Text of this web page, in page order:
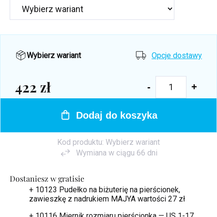
Dostaniesz w gratisie
+ 10123 Pudełko na biżuterię na pierścionek,
zawieszkę z nadrukiem MAJYA wartości 27 zł
Wybierz wariant Opcje dostawy
422 zł
Cena
Dodaj do koszyka
Kod produktu: Wybierz wariant
Wymiana w ciągu 66 dni